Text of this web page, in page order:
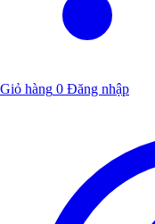
Giỏ hàng 0 Đăng nhập